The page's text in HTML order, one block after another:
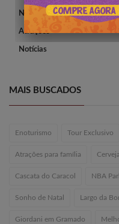
Novidades
Atrações
Notícias
MAIS BUSCADOS
Enoturismo Tour Exclusivo
Atrações para família
Cascata do Caracol NBA
Sonho de Natal Largo da
Giordani em Gramado